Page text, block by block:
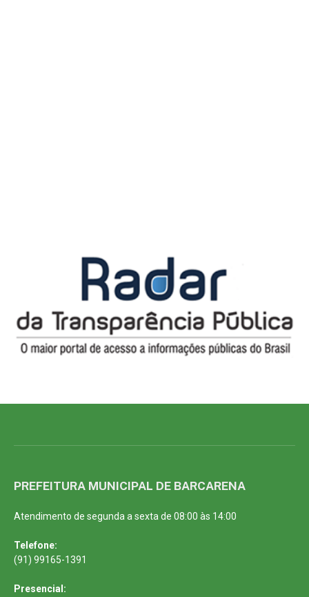
PREFEITURA MUNICIPAL DE BARCARENA
Atendimento de segunda a sexta de 08:00 às 14:00
Telefone:
(91) 99165-1391
Presencial: